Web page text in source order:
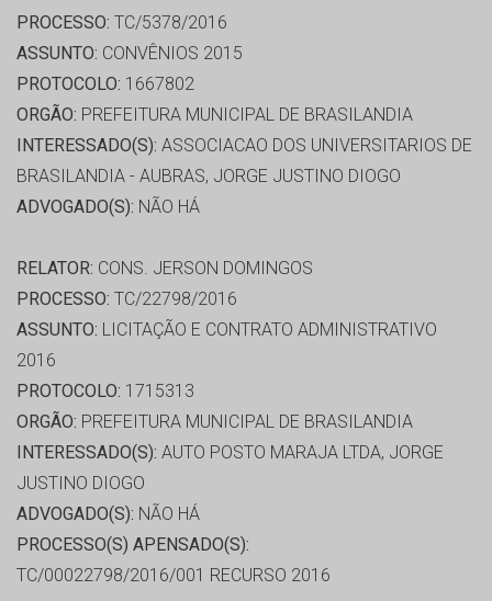
PROCESSO: TC/5378/2016
ASSUNTO: CONVÊNIOS 2015
PROTOCOLO: 1667802
ORGÃO: PREFEITURA MUNICIPAL DE BRASILANDIA
INTERESSADO(S): ASSOCIACAO DOS UNIVERSITARIOS DE
BRASILANDIA - AUBRAS, JORGE JUSTINO DIOGO
ADVOGADO(S): NÃO HÁ
RELATOR: CONS. JERSON DOMINGOS
PROCESSO: TC/22798/2016
ASSUNTO: LICITAÇÃO E CONTRATO ADMINISTRATIVO
2016
PROTOCOLO: 1715313
ORGÃO: PREFEITURA MUNICIPAL DE BRASILANDIA
INTERESSADO(S): AUTO POSTO MARAJA LTDA, JORGE
JUSTINO DIOGO
ADVOGADO(S): NÃO HÁ
PROCESSO(S) APENSADO(S):
TC/00022798/2016/001 RECURSO 2016